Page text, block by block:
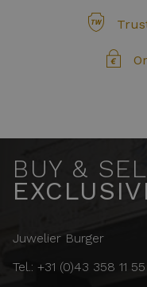
BUY &
Juwelier Burger
Tel.: +31 (0)43 358 11 55